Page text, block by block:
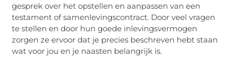
gesprek over het opstellen en aanpassen van een
testament of samenlevingscontract. Door veel vragen
te stellen en door hun goede inlevingsvermogen
zorgen ze ervoor dat je precies beschreven hebt staan
wat voor jou en je naasten belangrijk is.